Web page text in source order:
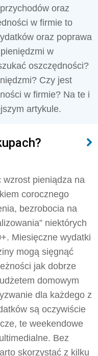
oraz
w firmie to
oraz poprawa
w
oszczędności?
Czy jest
w firmie? Na te i
artykule.
wzrost pieniądza na
corocznego
bezrobocia na
niektórych
Miesięczne wydatki
mogą sięgnąć
jak dobrze
domowym
dla każdego z
są oczywiście
te weekendowe
Bez
skorzystać z kilku